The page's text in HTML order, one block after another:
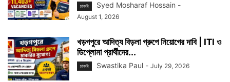
চাকরি Syed Mosharaf Hossain -
August 1, 2026
খড়গপুরে আদিত্য বিড়লা গ্রুপে নিয়োগের দাবি | ITI ও
ডিপ্লোমা প্রার্থীদের...
চাকরি Swastika Paul - July 29, 2026